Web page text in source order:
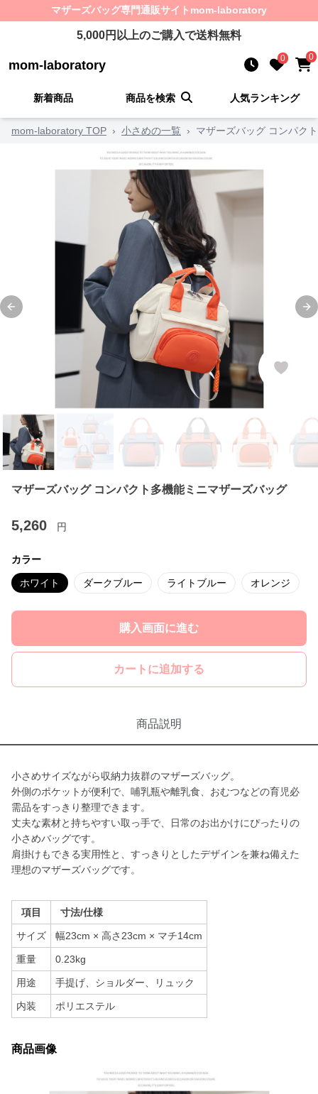
マザーズバッグ専門通販サイト mom-laboratory
5,000円以上のご購入で送料無料
mom-laboratory 0 0
新着商品 商品を検索 人気ランキング
mom-laboratory TOP › 小さめの一覧 › マザーズバッグ コンパク
Previous slide
マザーズバッグ コンパクト多機能ミニマザーズバッグ
5,260 円
カラー
ホワイト ダークブルー ライトブルー オレンジ
購入画面に進む
カートに追加する
商品説明
小さめサイズながら収納力抜群のマザーズバッグ。
外側のポケットが便利で、哺乳瓶や離乳食、おむつなどの育児必
需品をすっきり整理できます。
丈夫な素材と持ちやすい取っ手で、日常のお出かけにぴったりの
小さめバッグです。
肩掛けもできる実用性と、すっきりとしたデザインを兼ね備えた
理想のマザーズバッグです。
項目 寸法/仕様
サイズ 幅23cm × 高さ23cm × マチ14cm
重量 0.23kg
用途 手提げ、ショルダー、リュック
内装 ポリエステル
商品画像